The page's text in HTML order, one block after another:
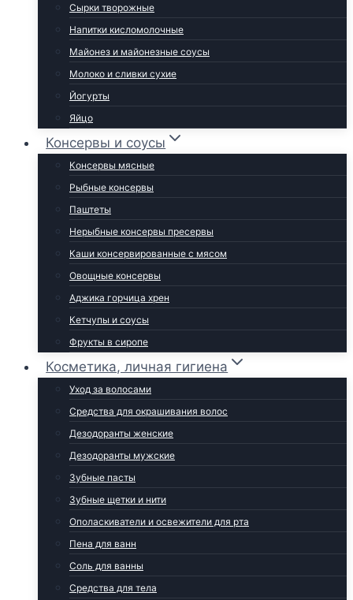
Сырки творожные
Напитки кисломолочные
Майонез и майонезные соусы
Молоко и сливки сухие
Йогурты
Яйцо
Консервы и соусы
Консервы мясные
Рыбные консервы
Паштеты
Нерыбные консервы пресервы
Каши консервированные с мясом
Овощные консервы
Аджика горчица хрен
Кетчупы и соусы
Фрукты в сиропе
Косметика, личная гигиена
Уход за волосами
Средства для окрашивания волос
Дезодоранты женские
Дезодоранты мужские
Зубные пасты
Зубные щетки и нити
Ополаскиватели и освежители для рта
Пена для ванн
Соль для ванны
Средства для тела